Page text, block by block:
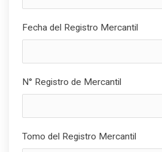
Fecha del Registro Mercantil
N° Registro de Mercantil
Tomo del Registro Mercantil